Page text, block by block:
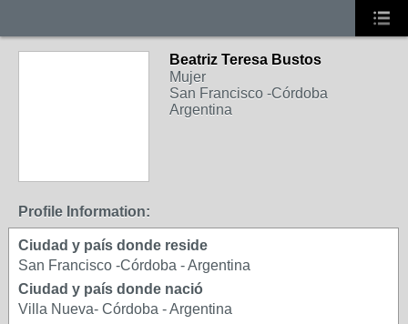
Beatriz Teresa Bustos
Mujer
San Francisco -Córdoba
Argentina
Profile Information:
Ciudad y país donde reside
San Francisco -Córdoba - Argentina
Ciudad y país donde nació
Villa Nueva- Córdoba - Argentina